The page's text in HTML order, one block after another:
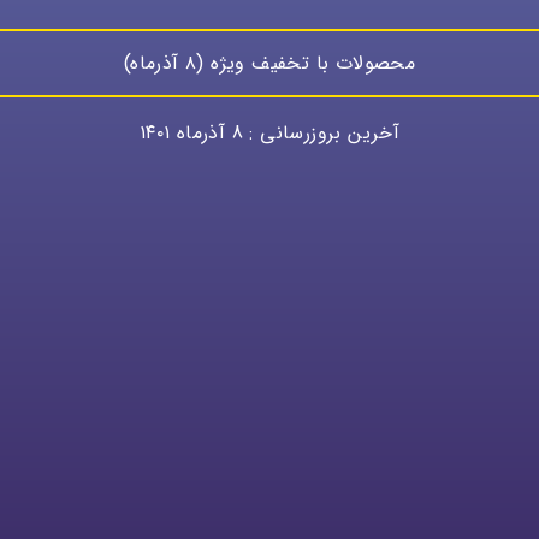
محصولات با تخفیف ویژه (۸ آذرماه)
محصولات با تخفیفات ویژه در بخش شگت انگیز ها بارگزاری
آخرین بروزرسانی : 8 آذرماه ۱۴۰۱